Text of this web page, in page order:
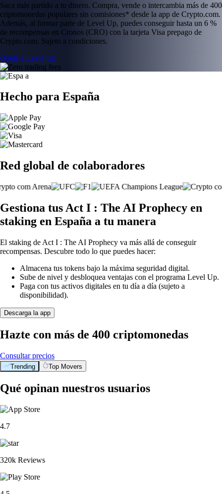
Saca más partido a tu dinero. Compra, vende o intercambia más de 400
criptomonedas populares sin comisiones* desde la app de Crypto.com.
Además, al formar parte de Level Up, puedes conseguir hasta un 6 %
de recompensas en Cronos (CRO) con la tarjeta Visa prepago de
Crypto.com. Sujeto a condiciones.
Únete a Level Up
Hecho para España
Red global de colaboradores
Gestiona tus Act I : The AI Prophecy en
staking en España a tu manera
El staking de Act I : The AI Prophecy va más allá de conseguir
recompensas. Descubre todo lo que puedes hacer:
Almacena tus tokens bajo la máxima seguridad digital.
Sube de nivel y desbloquea ventajas con el programa Level Up.
Paga con tus activos digitales en tu día a día (sujeto a
disponibilidad).
Descarga la app
Hazte con más de 400 criptomonedas
Consultar precios
Trending Top Movers
Qué opinan nuestros usuarios
4.7
320k Reviews